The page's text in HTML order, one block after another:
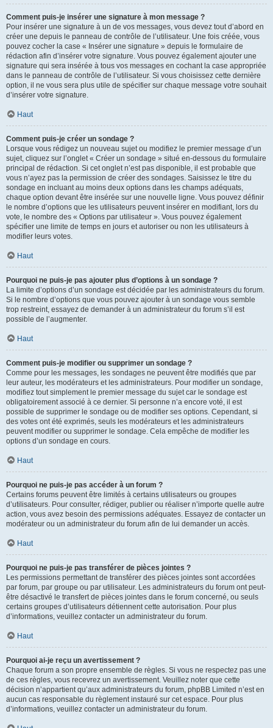
Comment puis-je insérer une signature à mon message ?
Pour insérer une signature à un de vos messages, vous devez tout d’abord en
créer une depuis le panneau de contrôle de l’utilisateur. Une fois créée, vous
pouvez cocher la case « Insérer une signature » depuis le formulaire de
rédaction afin d’insérer votre signature. Vous pouvez également ajouter une
signature qui sera insérée à tous vos messages en cochant la case appropriée
dans le panneau de contrôle de l’utilisateur. Si vous choisissez cette dernière
option, il ne vous sera plus utile de spécifier sur chaque message votre souhait
d’insérer votre signature.
Haut
Comment puis-je créer un sondage ?
Lorsque vous rédigez un nouveau sujet ou modifiez le premier message d’un
sujet, cliquez sur l’onglet « Créer un sondage » situé en-dessous du formulaire
principal de rédaction. Si cet onglet n’est pas disponible, il est probable que
vous n’ayez pas la permission de créer des sondages. Saisissez le titre du
sondage en incluant au moins deux options dans les champs adéquats,
chaque option devant être insérée sur une nouvelle ligne. Vous pouvez définir
le nombre d’options que les utilisateurs peuvent insérer en modifiant, lors du
vote, le nombre des « Options par utilisateur ». Vous pouvez également
spécifier une limite de temps en jours et autoriser ou non les utilisateurs à
modifier leurs votes.
Haut
Pourquoi ne puis-je pas ajouter plus d’options à un sondage ?
La limite d’options d’un sondage est décidée par les administrateurs du forum.
Si le nombre d’options que vous pouvez ajouter à un sondage vous semble
trop restreint, essayez de demander à un administrateur du forum s’il est
possible de l’augmenter.
Haut
Comment puis-je modifier ou supprimer un sondage ?
Comme pour les messages, les sondages ne peuvent être modifiés que par
leur auteur, les modérateurs et les administrateurs. Pour modifier un sondage,
modifiez tout simplement le premier message du sujet car le sondage est
obligatoirement associé à ce dernier. Si personne n’a encore voté, il est
possible de supprimer le sondage ou de modifier ses options. Cependant, si
des votes ont été exprimés, seuls les modérateurs et les administrateurs
peuvent modifier ou supprimer le sondage. Cela empêche de modifier les
options d’un sondage en cours.
Haut
Pourquoi ne puis-je pas accéder à un forum ?
Certains forums peuvent être limités à certains utilisateurs ou groupes
d’utilisateurs. Pour consulter, rédiger, publier ou réaliser n’importe quelle autre
action, vous avez besoin des permissions adéquates. Essayez de contacter un
modérateur ou un administrateur du forum afin de lui demander un accès.
Haut
Pourquoi ne puis-je pas transférer de pièces jointes ?
Les permissions permettant de transférer des pièces jointes sont accordées
par forum, par groupe ou par utilisateur. Les administrateurs du forum ont peut-
être désactivé le transfert de pièces jointes dans le forum concerné, ou seuls
certains groupes d’utilisateurs détiennent cette autorisation. Pour plus
d’informations, veuillez contacter un administrateur du forum.
Haut
Pourquoi ai-je reçu un avertissement ?
Chaque forum a son propre ensemble de règles. Si vous ne respectez pas une
de ces règles, vous recevrez un avertissement. Veuillez noter que cette
décision n’appartient qu’aux administrateurs du forum, phpBB Limited n’est en
aucun cas responsable du règlement instauré sur cet espace. Pour plus
d’informations, veuillez contacter un administrateur du forum.